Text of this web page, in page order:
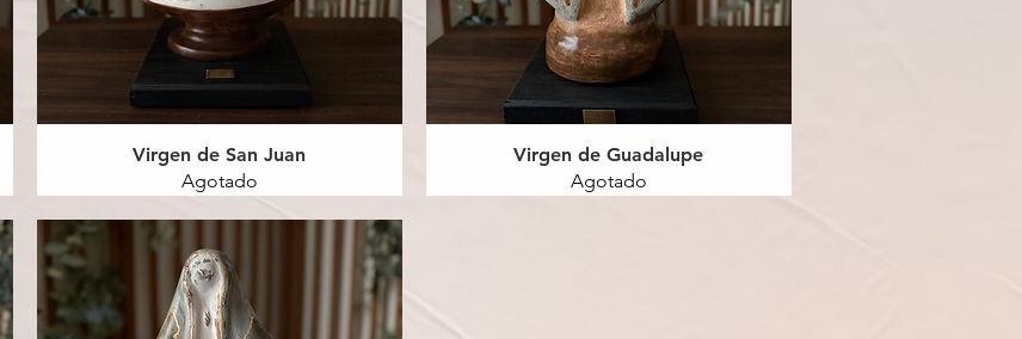
Virgen de San Juan
Agotado
Virgen de Guadalupe
Agotado